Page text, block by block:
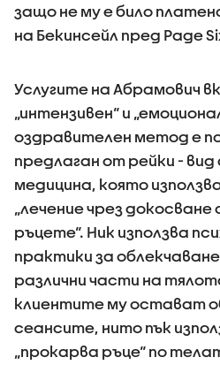
защо не му е било
на Бекинсейл пред Page
Услугите на Абрамович
„интензивен“ и
оздравителен метод е
предлаган от рейки -
медицина, която
„лечение чрез докосване
ръцете“. Ник използва
практики за
различни части на
клиентите му остават
сеансите, нито пък
„прокарва ръце“ по